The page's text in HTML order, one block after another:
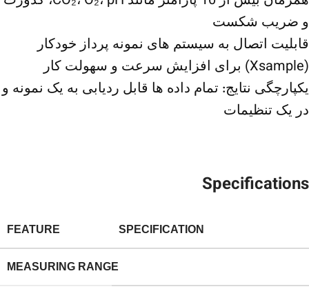
و ضریب شکست
قابلیت اتصال به سیستم های نمونه پرداز خودکار
(Xsample) برای افزایش سرعت و سهولت کار
یکپارچگی نتایج: تمام داده ها قابل ردیابی به یک نمونه و
در یک تنظیمات
Specifications
FEATURE SPECIFICATION
MEASURING RANGE